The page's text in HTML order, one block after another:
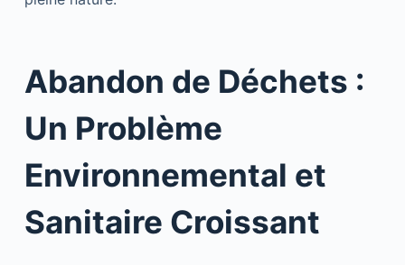
Abandon de Déchets :
Un Problème
Environnemental et
Sanitaire Croissant